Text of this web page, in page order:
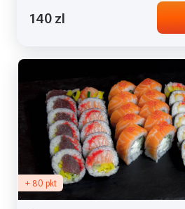
140 zl
+ 80 pkt